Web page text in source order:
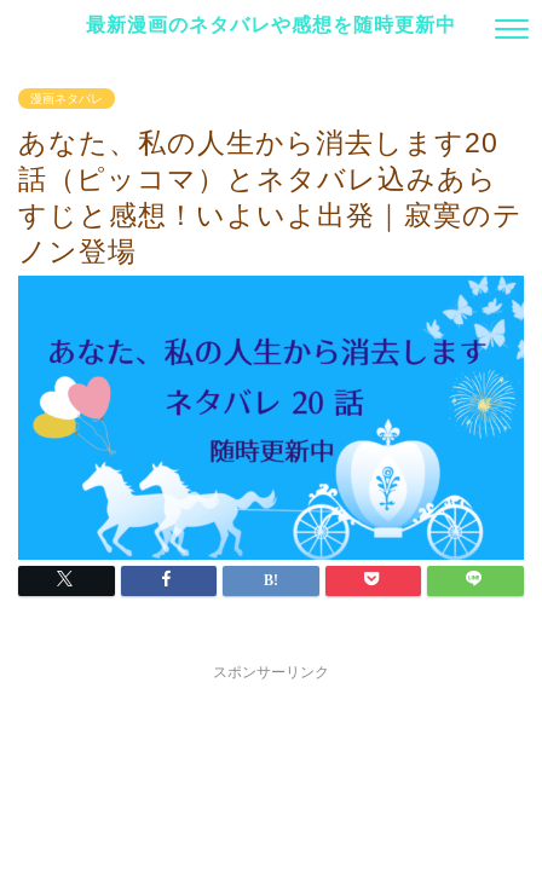
最新漫画のネタバレや感想を随時更新中
漫画ネタバレ
あなた、私の人生から消去します20
話（ピッコマ）とネタバレ込みあら
すじと感想！いよいよ出発｜寂寞のテ
ノン登場
スポンサーリンク